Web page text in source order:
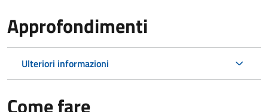
Approfondimenti
Ulteriori informazioni
Come fare